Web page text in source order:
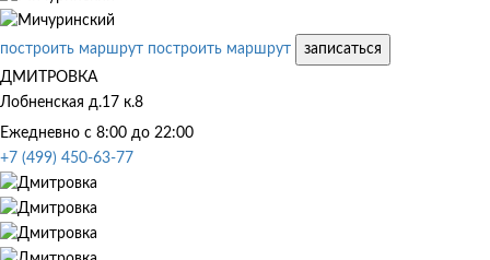
построить маршрут построить маршрут
записаться
ДМИТРОВКА
Лобненская д.17 к.8
Ежедневно с 8:00 до 22:00
+7 (499) 450-63-77